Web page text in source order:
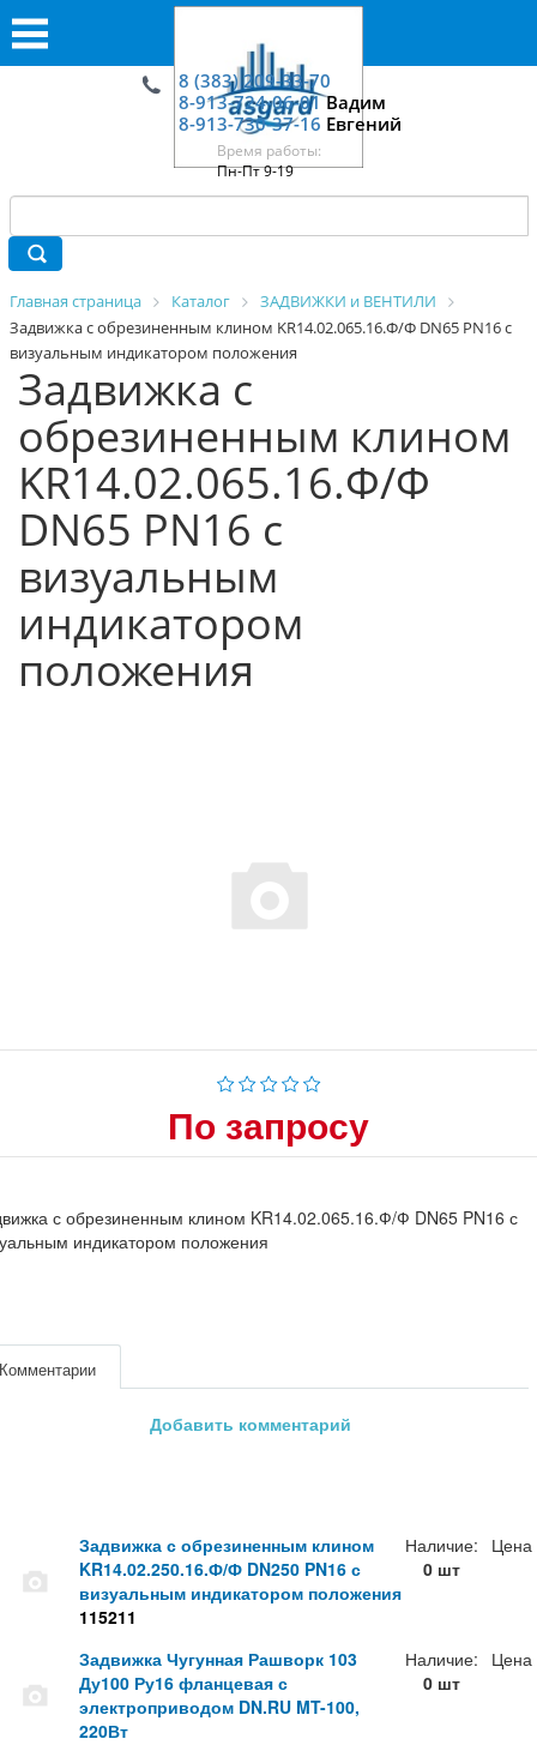
8 (383) 209-33-70
8-913-724-06-01Вадим
8-913-730-37-16 Евгений
Время работы:
Пн-Пт 9-19
Главная страница Каталог
ЗАДВИЖКИ и ВЕНТИЛИ
Задвижка с обрезиненным клином KR14.02.065.16.Ф/Ф DN65 PN16 с
визуальным индикатором положения
Задвижка с
обрезиненным клином
KR14.02.065.16.Ф/Ф
DN65 PN16 с
визуальным
индикатором
положения
По запросу
с обрезиненным клином KR14.02.065.16.Ф/Ф DN65 PN16 с
индикатором положения
Добавить комментарий
Задвижка с обрезиненным клином
KR14.02.250.16.Ф/Ф DN250 PN16 с
визуальным индикатором положения
115211
Наличие:
0 шт
Цена
Задвижка Чугунная Рашворк 103
Ду100 Ру16 фланцевая с
электроприводом DN.RU MT-100,
220Вт
Наличие:
0 шт
Цена